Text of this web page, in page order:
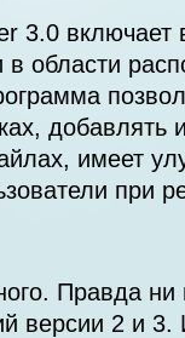
3.0 включает
области
добавлять
имеет
при
Правда
версии 2 и